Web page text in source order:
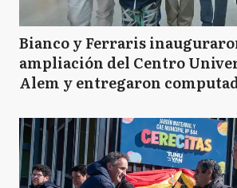
Bianco y Ferraris
ampliación del Centro
Alem y entregaron